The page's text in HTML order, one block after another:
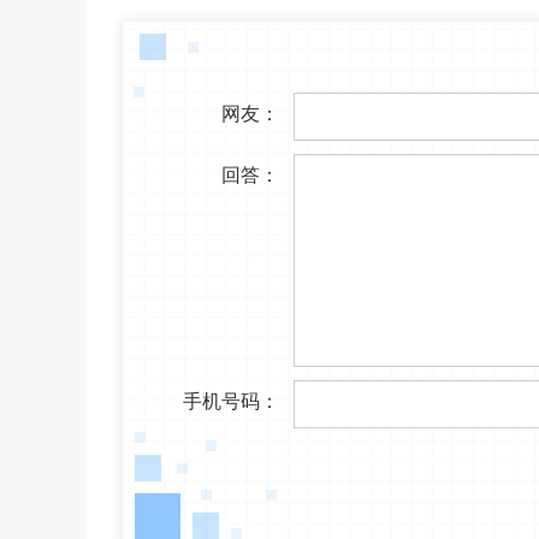
网友：
回答：
手机号码：